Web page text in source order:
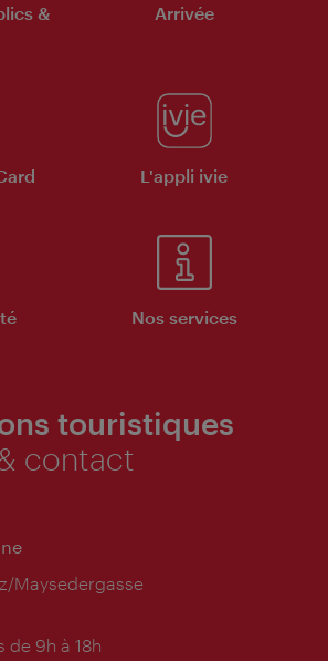
&
Arrivée
L'appli ivie
Nos services
touristiques
contact
Maysedergasse
de 9h à 18h